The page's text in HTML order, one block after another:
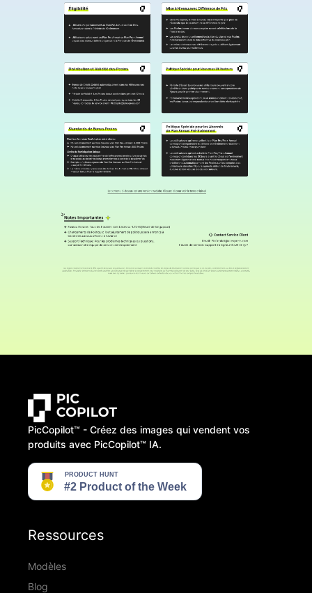
PicCopilot™️ - Créez des images qui vendent vos
produits avec PicCopilot™️ IA.
Ressources
Modèles
Blog